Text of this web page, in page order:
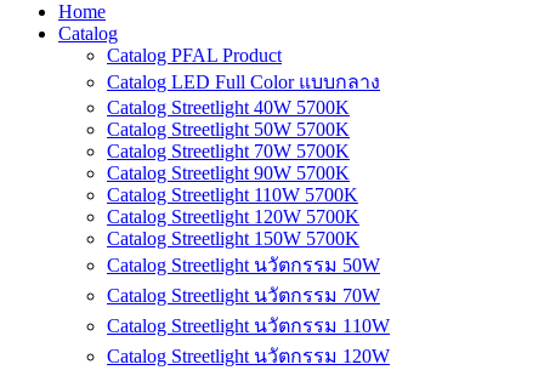
Home
Catalog
Catalog PFAL Product
Catalog LED Full Color แบบกลาง
Catalog Streetlight 40W 5700K
Catalog Streetlight 50W 5700K
Catalog Streetlight 70W 5700K
Catalog Streetlight 90W 5700K
Catalog Streetlight 110W 5700K
Catalog Streetlight 120W 5700K
Catalog Streetlight 150W 5700K
Catalog Streetlight นวัตกรรม 50W
Catalog Streetlight นวัตกรรม 70W
Catalog Streetlight นวัตกรรม 110W
Catalog Streetlight นวัตกรรม 120W